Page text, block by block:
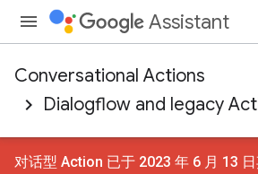
Assistant
Conversational Actions
Dialogflow and legacy
对话型 Action 已于 2023 年 6 月 13